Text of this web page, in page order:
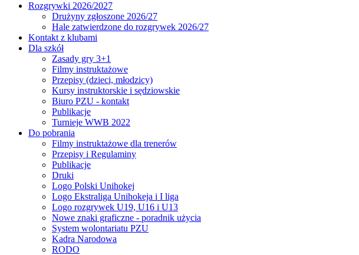
Rozgrywki 2026/2027
Drużyny zgłoszone 2026/27
Hale zatwierdzone do rozgrywek 2026/27
Kontakt z klubami
Dla szkół
Zasady gry 3+1
Filmy instruktażowe
Przepisy (dzieci, młodzicy)
Kursy instruktorskie i sędziowskie
Biuro PZU - kontakt
Publikacje
Turnieje WWB 2022
Do pobrania
Filmy instruktażowe dla trenerów
Przepisy i Regulaminy
Publikacje
Druki
Logo Polski Unihokej
Logo Ekstraliga Unihokeja i I liga
Logo rozgrywek U19, U16 i U13
Nowe znaki graficzne - poradnik użycia
System wolontariatu PZU
Kadra Narodowa
RODO